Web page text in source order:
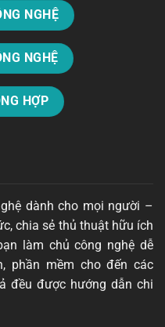
NGHỆ
NGHỆ
HỢP
dành cho mọi người –
chia sẻ thủ thuật hữu ích
làm chủ công nghệ dễ
phần mềm cho đến các
đều được hướng dẫn chi